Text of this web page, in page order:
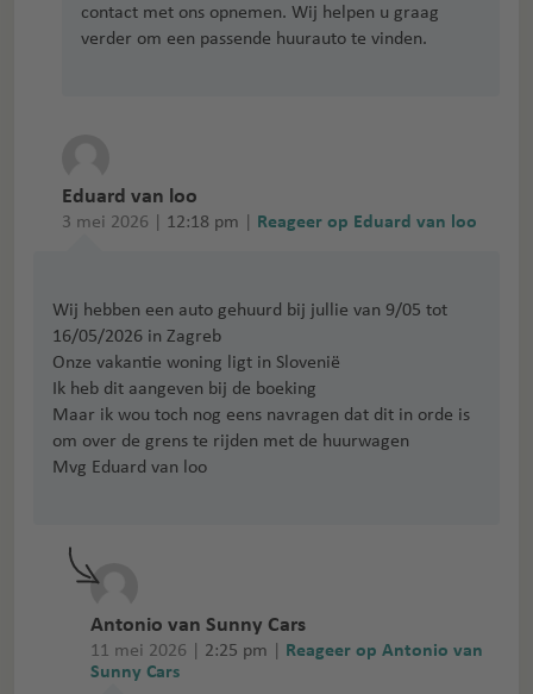
contact met ons opnemen. Wij helpen u graag
verder om een passende huurauto te vinden.
Eduard van loo
3 mei 2026 | 12:18 pm Reageer op Eduard van loo
Wij hebben een auto gehuurd bij jullie van 9/05 tot
16/05/2026 in Zagreb
Onze vakantie woning ligt in Slovenië
Ik heb dit aangeven bij de boeking
Maar ik wou toch nog eens navragen dat dit in orde is
om over de grens te rijden met de huurwagen
Mvg Eduard van loo
Antonio van Sunny Cars
11 mei 2026 | 2:25 pm
Reageer op Antonio van
Sunny Cars